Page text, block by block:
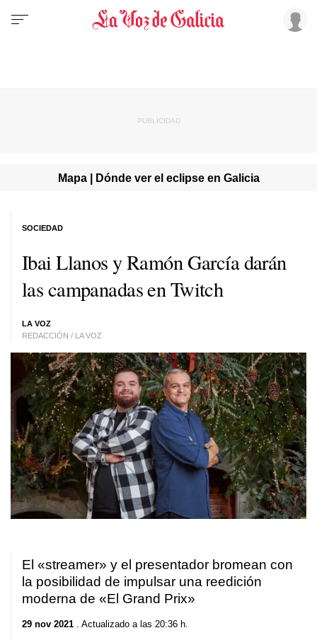
Mapa | Dónde ver el eclipse en Galicia
Ibai Llanos y Ramón García darán
las campanadas en Twitch
LA VOZ
REDACCIÓN / LA VOZ
SOCIEDAD
El «streamer» y el presentador bromean con
la posibilidad de impulsar una reedición
moderna de «El Grand Prix»
29 nov 2021 . Actualizado a las 20:36 h.